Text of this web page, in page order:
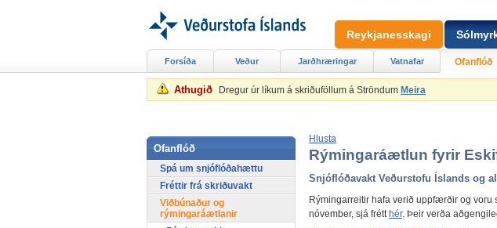
Athugið Dregur úr líkum á skriðuföllum á Ströndum Meira
Hlusta
Rýmingaráætlun fyrir
Snjóflóðavakt Veðurstofu Íslands og
Rýmingarreitir hafa verið uppfærðir og voru
nóvember, sjá frétt hér. Þeir verða
Forsíða Veður Jarðhræringar Vatnafar Ofanflóð
Ofanflóð
Spá um snjóflóðahættu
Fréttir frá skriðuvakt
Viðbúnaður og
rýmingaráætlanir
Reykjanesskagi